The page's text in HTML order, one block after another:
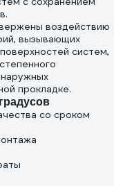
воздействию
вызывающих
систем,
наружных
прокладке.
со сроком